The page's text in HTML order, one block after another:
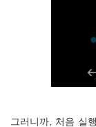
그러니까, 처음 실